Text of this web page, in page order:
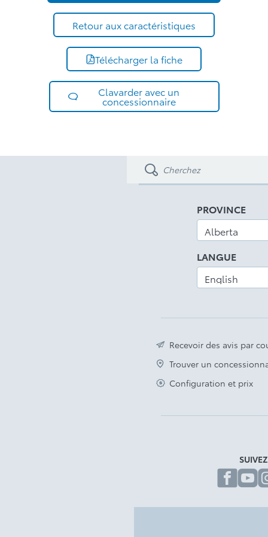
Retour aux caractéristiques
Télécharger la fiche
Clavarder avec un
concessionnaire
PROVINCE
LANGUE
Recevoir des avis par
Trouver un
Configuration et prix